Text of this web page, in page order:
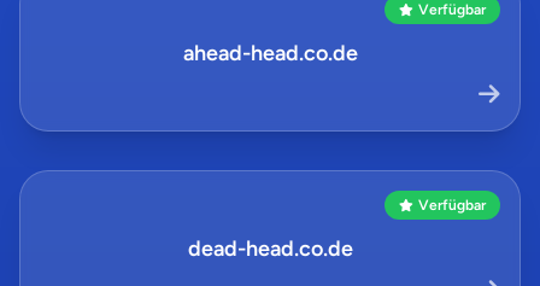
Verfügbar
ahead-head.co.de
Verfügbar
dead-head.co.de